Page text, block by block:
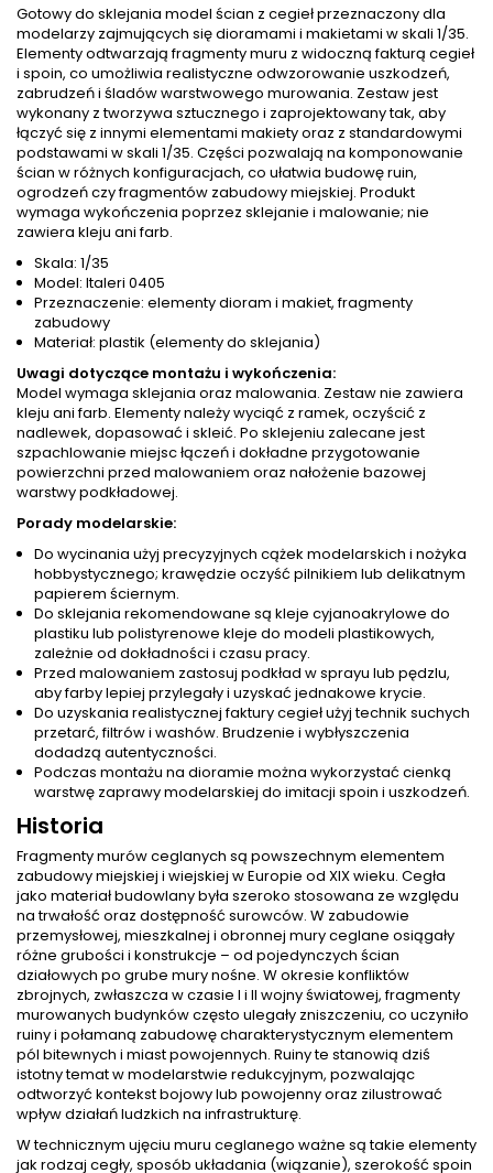
Gotowy do sklejania model ścian z cegieł przeznaczony dla
modelarzy zajmujących się dioramami i makietami w skali 1/35.
Elementy odtwarzają fragmenty muru z widoczną fakturą cegieł
i spoin, co umożliwia realistyczne odwzorowanie uszkodzeń,
zabrudzeń i śladów warstwowego murowania. Zestaw jest
wykonany z tworzywa sztucznego i zaprojektowany tak, aby
łączyć się z innymi elementami makiety oraz z standardowymi
podstawami w skali 1/35. Części pozwalają na komponowanie
ścian w różnych konfiguracjach, co ułatwia budowę ruin,
ogrodzeń czy fragmentów zabudowy miejskiej. Produkt
wymaga wykończenia poprzez sklejanie i malowanie; nie
zawiera kleju ani farb.
Skala: 1/35
Model: Italeri 0405
Przeznaczenie: elementy dioram i makiet, fragmenty
zabudowy
Materiał: plastik (elementy do sklejania)
Uwagi dotyczące montażu i wykończenia:
Model wymaga sklejania oraz malowania. Zestaw nie zawiera
kleju ani farb. Elementy należy wyciąć z ramek, oczyścić z
nadlewek, dopasować i skleić. Po sklejeniu zalecane jest
szpachlowanie miejsc łączeń i dokładne przygotowanie
powierzchni przed malowaniem oraz nałożenie bazowej
warstwy podkładowej.
Porady modelarskie:
Do wycinania użyj precyzyjnych cążek modelarskich i nożyka
hobbystycznego; krawędzie oczyść pilnikiem lub delikatnym
papierem ściernym.
Do sklejania rekomendowane są kleje cyjanoakrylowe do
plastiku lub polistyrenowe kleje do modeli plastikowych,
zależnie od dokładności i czasu pracy.
Przed malowaniem zastosuj podkład w sprayu lub pędzlu,
aby farby lepiej przylegały i uzyskać jednakowe krycie.
Do uzyskania realistycznej faktury cegieł użyj technik suchych
przetarć, filtrów i washów. Brudzenie i wybłyszczenia
dodadzą autentyczności.
Podczas montażu na dioramie można wykorzystać cienką
warstwę zaprawy modelarskiej do imitacji spoin i uszkodzeń.
Historia
Fragmenty murów ceglanych są powszechnym elementem
zabudowy miejskiej i wiejskiej w Europie od XIX wieku. Cegła
jako materiał budowlany była szeroko stosowana ze względu
na trwałość oraz dostępność surowców. W zabudowie
przemysłowej, mieszkalnej i obronnej mury ceglane osiągały
różne grubości i konstrukcje – od pojedynczych ścian
działowych po grube mury nośne. W okresie konfliktów
zbrojnych, zwłaszcza w czasie I i II wojny światowej, fragmenty
murowanych budynków często ulegały zniszczeniu, co uczyniło
ruiny i połamaną zabudowę charakterystycznym elementem
pól bitewnych i miast powojennych. Ruiny te stanowią dziś
istotny temat w modelarstwie redukcyjnym, pozwalając
odtworzyć kontekst bojowy lub powojenny oraz zilustrować
wpływ działań ludzkich na infrastrukturę.
W technicznym ujęciu muru ceglanego ważne są takie elementy
jak rodzaj cegły, sposób układania (wiązanie), szerokość spoin